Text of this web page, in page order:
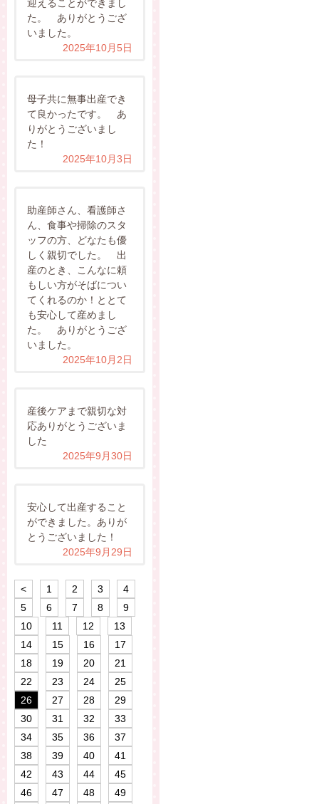
迎えることができまし
た。 ありがとうござ
いました。
2025年10月5日
母子共に無事出産でき
て良かったです。 あ
りがとうございまし
た！
2025年10月3日
助産師さん、看護師さ
ん、食事や掃除のスタ
ッフの方、どなたも優
しく親切でした。 出
産のとき、こんなに頼
もしい方がそばについ
てくれるのか！ととて
も安心して産めまし
た。 ありがとうござ
いました。
2025年10月2日
産後ケアまで親切な対
応ありがとうございま
した
2025年9月30日
安心して出産すること
ができました。ありが
とうございました！
2025年9月29日
< 1 2 3
4
5
6 7 8
9
10
11 12
13
14
15 16
17
18
19 20
21
22
23 24
25
26
27 28
29
30
31 32
33
34
35 36
37
38
39 40
41
42
43 44
45
46
47 48
49